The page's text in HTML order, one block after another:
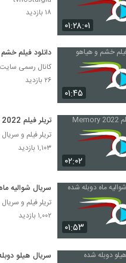
۰۱:۲۸:۰۱
۱۸ بازدید
۰۱:۴۵
دانلود فیلم
کانال رسمی
۲۶ بازدید
۰۲:۰۲
تریلر فیلم Memory 2022
تریلر فیلم و سریال
۱,۱۰۳ بازدید
۰۱:۵۳
سریال شوالیه
تریلر فیلم و سریال
۱,۰۰۲ بازدید
سریال هیلو